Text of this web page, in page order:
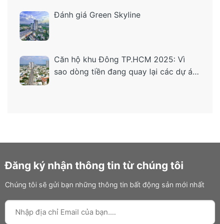
Đánh giá Green Skyline
Căn hộ khu Đông TP.HCM 2025: Vì
sao dòng tiền đang quay lại các dự án
Đăng ký nhận thông tin từ chúng tôi
Chúng tôi sẽ gửi bạn những thông tin bất động sản mới nhất